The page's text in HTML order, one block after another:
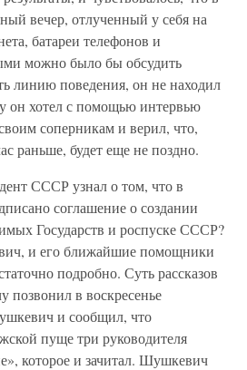
вечер, отлученный у себя на
батареи телефонов и
можно было бы обсудить
линию поведения, он не находил
он хотел с помощью интервью
соперникам и верил, что,
раньше, будет еще не поздно.
СССР узнал о том, что в
соглашение о создании
Государств и роспуске СССР?
и его ближайшие помощники
подробно. Суть рассказов
позвонил в воскресенье
и сообщил, что
пуще три руководителя
которое и зачитал. Шушкевич